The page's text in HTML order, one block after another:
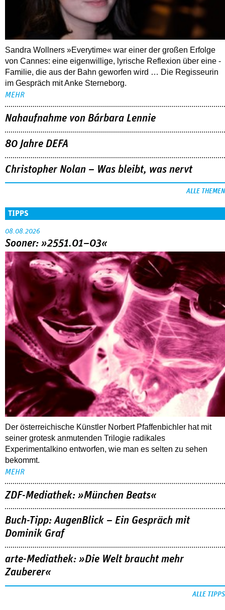
Sandra Wollners »Everytime« war einer der großen Erfolge
von Cannes: eine eigenwillige, lyrische Reflexion über eine ­
Familie, die aus der Bahn geworfen wird … Die Regisseurin
im Gespräch mit Anke Sterneborg.
MEHR
Nahaufnahme von Bárbara Lennie
80 Jahre DEFA
Christopher Nolan – Was bleibt, was nervt
ALLE THEMEN
TIPPS
08.08.2026
Sooner: »2551.01–03«
Der österreichische Künstler Norbert Pfaffenbichler hat mit
seiner grotesk anmutenden Trilogie radikales
Experimentalkino entworfen, wie man es selten zu sehen
bekommt.
MEHR
ZDF-Mediathek: »München Beats«
Buch-Tipp: AugenBlick – Ein Gespräch mit
Dominik Graf
arte-Mediathek: »Die Welt braucht mehr
Zauberer«
ALLE TIPPS